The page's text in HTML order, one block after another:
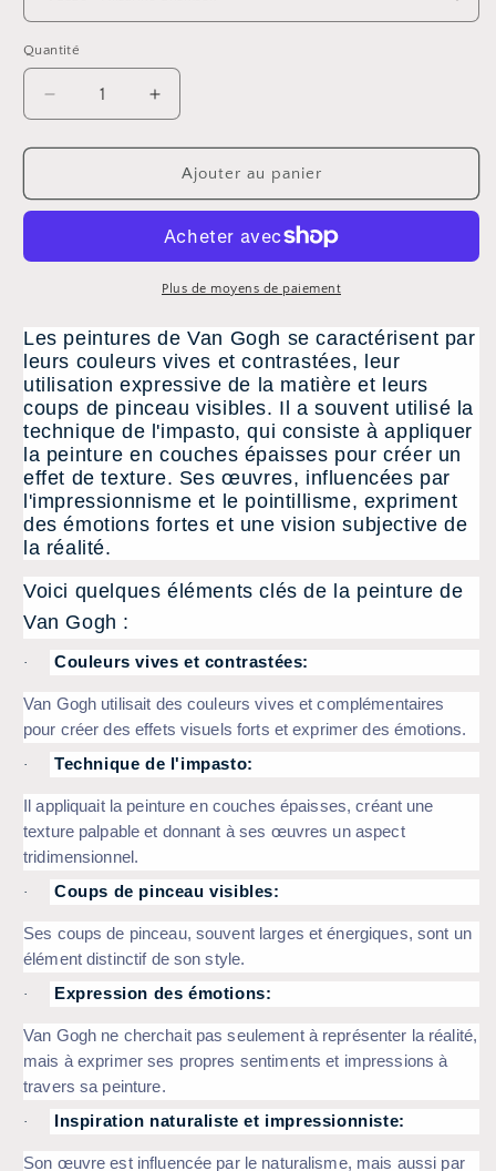
Quantité
Réduire
la
quantité
Van
Augmenter
la
quantité
Van
40ml
Ajouter au panier
Plus de moyens de paiement
Les peintures de Van Gogh se caractérisent par
leurs couleurs vives et contrastées, leur
utilisation expressive de la matière et leurs
coups de pinceau visibles. Il a souvent utilisé la
technique de l'impasto, qui consiste à appliquer
la peinture en couches épaisses pour créer un
effet de texture. Ses œuvres, influencées par
l'impressionnisme et le pointillisme, expriment
des émotions fortes et une vision subjective de
la réalité.
Voici quelques éléments clés de la peinture de
Van Gogh :
· Couleurs vives et contrastées:
Van Gogh utilisait des couleurs vives et complémentaires
pour créer des effets visuels forts et exprimer des émotions.
· Technique de l'impasto:
Il appliquait la peinture en couches épaisses, créant une
texture palpable et donnant à ses œuvres un aspect
tridimensionnel.
· Coups de pinceau visibles:
Ses coups de pinceau, souvent larges et énergiques, sont un
élément distinctif de son style.
· Expression des émotions:
Van Gogh ne cherchait pas seulement à représenter la réalité,
mais à exprimer ses propres sentiments et impressions à
travers sa peinture.
· Inspiration naturaliste et impressionniste:
Son œuvre est influencée par le naturalisme, mais aussi par